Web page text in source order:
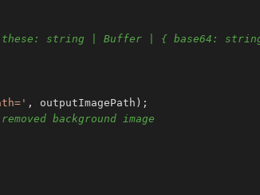
these: string | Buffer | { base64:
, outputImagePath);
background image